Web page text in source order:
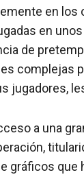
en
en
de
complejas
jugadores,
a una
gráficos